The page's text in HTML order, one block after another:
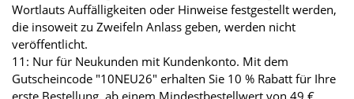
Wortlauts Auffälligkeiten oder Hinweise festgestellt werden,
die insoweit zu Zweifeln Anlass geben, werden nicht
veröffentlicht.
11: Nur für Neukunden mit Kundenkonto. Mit dem
Gutscheincode "10NEU26" erhalten Sie 10 % Rabatt für Ihre